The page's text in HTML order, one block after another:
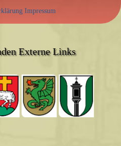
Externe Links
Impressum